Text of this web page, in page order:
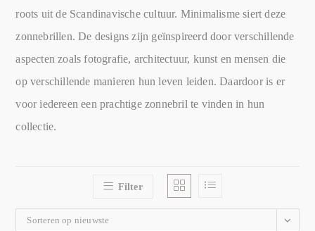
roots uit de Scandinavische cultuur. Minimalisme siert deze
zonnebrillen. De designs zijn geïnspireerd door verschillende
aspecten zoals fotografie, architectuur, kunst en mensen die
op verschillende manieren hun leven leiden. Daardoor is er
voor iedereen een prachtige zonnebril te vinden in hun
collectie.
Filter
Sorteren op nieuwste